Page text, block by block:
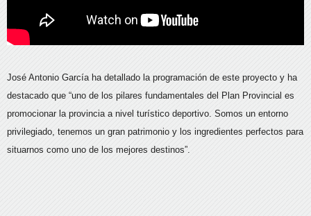
José Antonio García ha detallado la programación de este proyecto y ha
destacado que “uno de los pilares fundamentales del Plan Provincial es
promocionar la provincia a nivel turístico deportivo. Somos un entorno
privilegiado, tenemos un gran patrimonio y los ingredientes perfectos para
situarnos como uno de los mejores destinos”.